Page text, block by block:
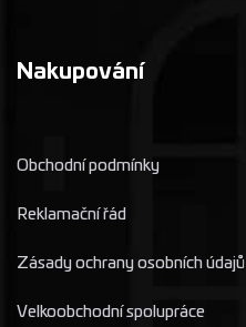
Nakupování
Obchodní podmínky
Reklamační řád
Zásady ochrany osobních údajů
Velkoobchodní spolupráce